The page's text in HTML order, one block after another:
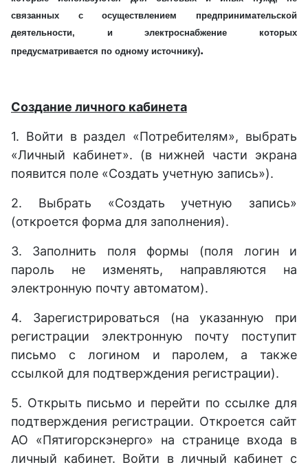
связанных с осуществлением предпринимательской
деятельности, и электроснабжение которых
предусматривается по одному источнику).
Создание личного кабинета
1. Войти в раздел «Потребителям», выбрать
«Личный кабинет». (в нижней части экрана
появится поле «Создать учетную запись»).
2. Выбрать «Создать учетную запись»
(откроется форма для заполнения).
3. Заполнить поля формы (поля логин и
пароль не изменять, направляются на
электронную почту автоматом).
4. Зарегистрироваться (на указанную при
регистрации электронную почту поступит
письмо с логином и паролем, а также
ссылкой для подтверждения регистрации).
5. Открыть письмо и перейти по ссылке для
подтверждения регистрации. Откроется сайт
АО «Пятигорскэнерго» на странице входа в
личный кабинет. Войти в личный кабинет с